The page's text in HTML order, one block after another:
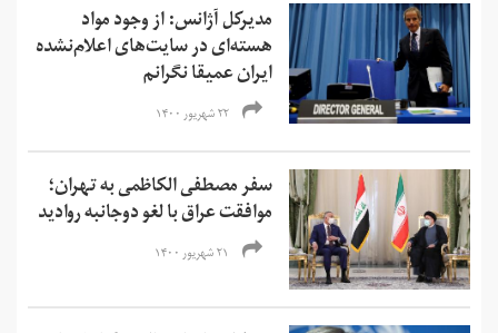
مدیرکل آژانس: از وجود مواد
هسته‌ای در سایت‌های اعلام‌نشده
ایران عمیقا نگرانم
۲۲ شهریور ۱۴۰۰
سفر مصطفی الکاظمی به تهران؛
موافقت عراق با لغو دوجانبه روادید
۲۱ شهریور ۱۴۰۰